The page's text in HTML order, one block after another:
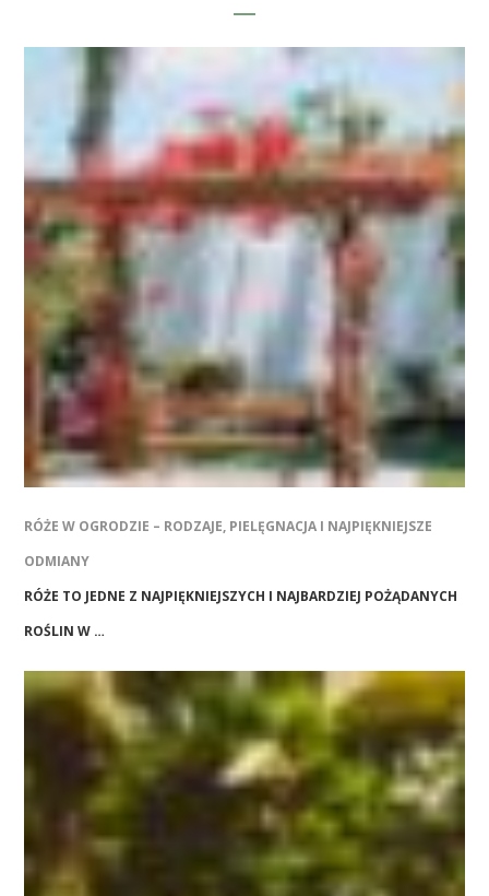
RÓŻE W OGRODZIE – RODZAJE, PIELĘGNACJA I NAJPIĘKNIEJSZE
ODMIANY
RÓŻE TO JEDNE Z NAJPIĘKNIEJSZYCH I NAJBARDZIEJ POŻĄDANYCH
ROŚLIN W …